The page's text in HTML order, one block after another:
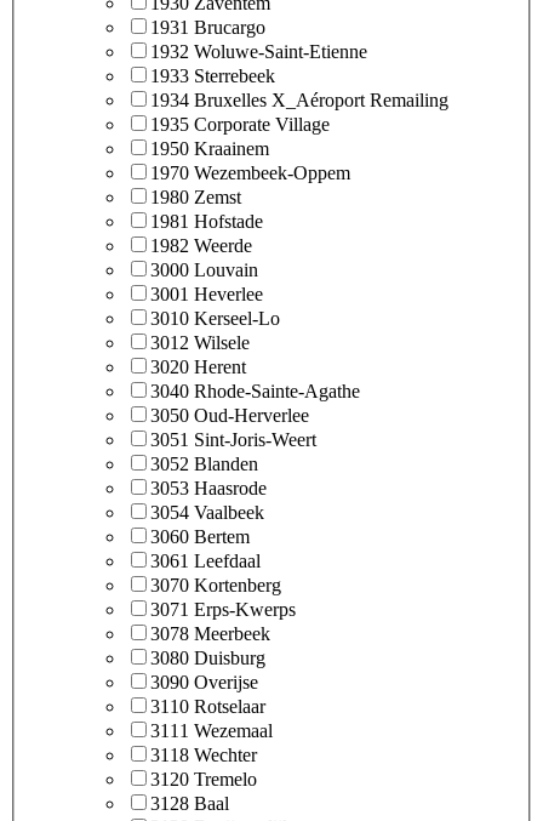
1931 Brucargo
1932 Woluwe-Saint-Etienne
1933 Sterrebeek
1934 Bruxelles X_Aéroport Remailing
1935 Corporate Village
1950 Kraainem
1970 Wezembeek-Oppem
1980 Zemst
1981 Hofstade
1982 Weerde
3000 Louvain
3001 Heverlee
3010 Kerseel-Lo
3012 Wilsele
3020 Herent
3040 Rhode-Sainte-Agathe
3050 Oud-Herverlee
3051 Sint-Joris-Weert
3052 Blanden
3053 Haasrode
3054 Vaalbeek
3060 Bertem
3061 Leefdaal
3070 Kortenberg
3071 Erps-Kwerps
3078 Meerbeek
3080 Duisburg
3090 Overijse
3110 Rotselaar
3111 Wezemaal
3118 Wechter
3120 Tremelo
3128 Baal